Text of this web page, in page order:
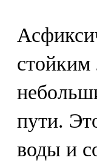
стойким
пути.
воды и